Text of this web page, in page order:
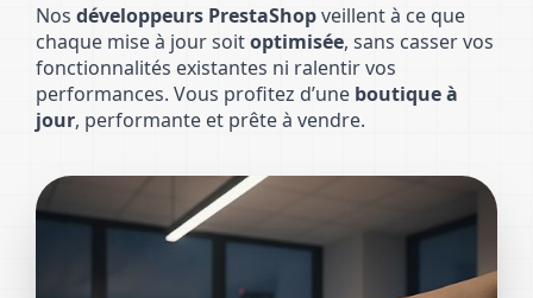
Nos développeurs PrestaShopveillent à ce que
chaque mise à jour soitoptimisée, sans casser vos
fonctionnalités existantes ni ralentir vos
performances. Vous profitez d’une boutique à
jour, performante et prête à vendre.